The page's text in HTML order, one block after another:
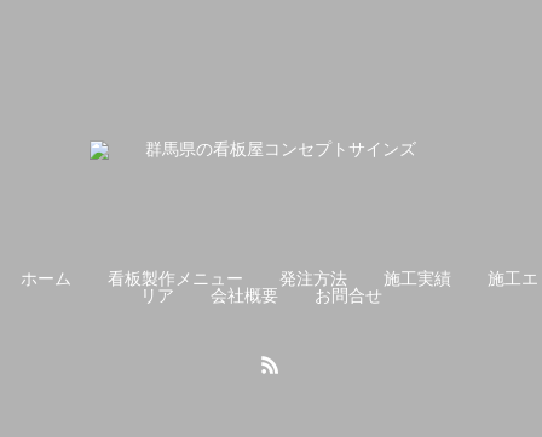
ホーム 看板製作メニュー 発注方法 施工実績
施工エ
リア
会社概要 お問合せ